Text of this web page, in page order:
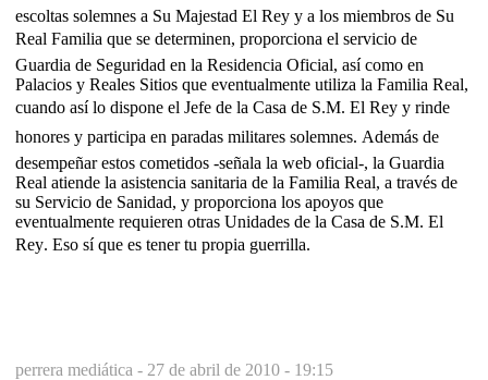
escoltas solemnes a Su Majestad El Rey y a los miembros de Su
Real Familia que se determinen, proporciona el servicio de
Guardia de Seguridad en la Residencia Oficial, así como en
Palacios y Reales Sitios que eventualmente utiliza la Familia Real,
cuando así lo dispone el Jefe de la Casa de S.M. El Rey y rinde
honores y participa en paradas militares solemnes. Además de
desempeñar estos cometidos -señala la web oficial-, la Guardia
Real atiende la asistencia sanitaria de la Familia Real, a través de
su Servicio de Sanidad, y proporciona los apoyos que
eventualmente requieren otras Unidades de la Casa de S.M. El
Rey. Eso sí que es tener tu propia guerrilla.
perrera mediática - 27 de abril de 2010 - 19:15